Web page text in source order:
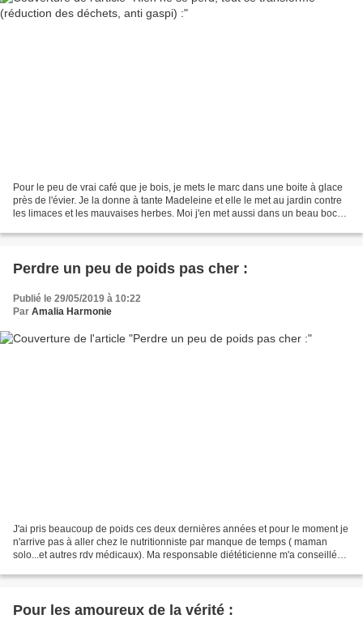
Pour le peu de vrai café que je bois, je mets le marc dans une boite à glace
près de l'évier. Je la donne à tante Madeleine et elle le met au jardin contre
les limaces et les mauvaises herbes. Moi j'en met aussi dans un beau bocal
Perdre un peu de poids pas cher :
Publié le 29/05/2019 à 10:22
Par Amalia Harmonie
J'ai pris beaucoup de poids ces deux dernières années et pour le moment je
n'arrive pas à aller chez le nutritionniste par manque de temps ( maman
solo...et autres rdv médicaux). Ma responsable diététicienne m'a conseillé
Pour les amoureux de la vérité :